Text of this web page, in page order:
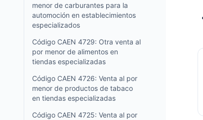
menor de carburantes para la
automoción en establecimientos
especializados
Código CAEN 4729: Otra venta al
por menor de alimentos en
tiendas especializadas
Código CAEN 4726: Venta al por
menor de productos de tabaco
en tiendas especializadas
Código CAEN 4725: Venta al por